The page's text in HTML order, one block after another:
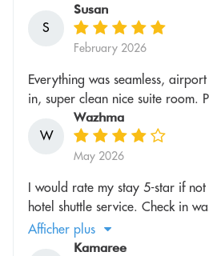
S
Susan
February 2026
Everything was seamless,
in, super clean nice suite room.
W
Wazhma
May 2026
I would rate my stay 5-star if
hotel shuttle service. Check in
Afficher plus
Kamaree